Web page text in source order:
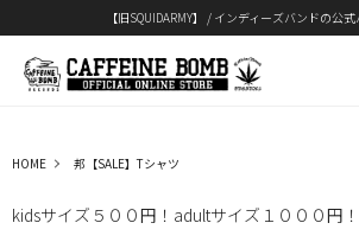
【旧SQUIDARMY】 / インディーズバンドの公
HOME 邦【SALE】Tシャツ
kidsサイズ５００円！adultサイズ１０００円！